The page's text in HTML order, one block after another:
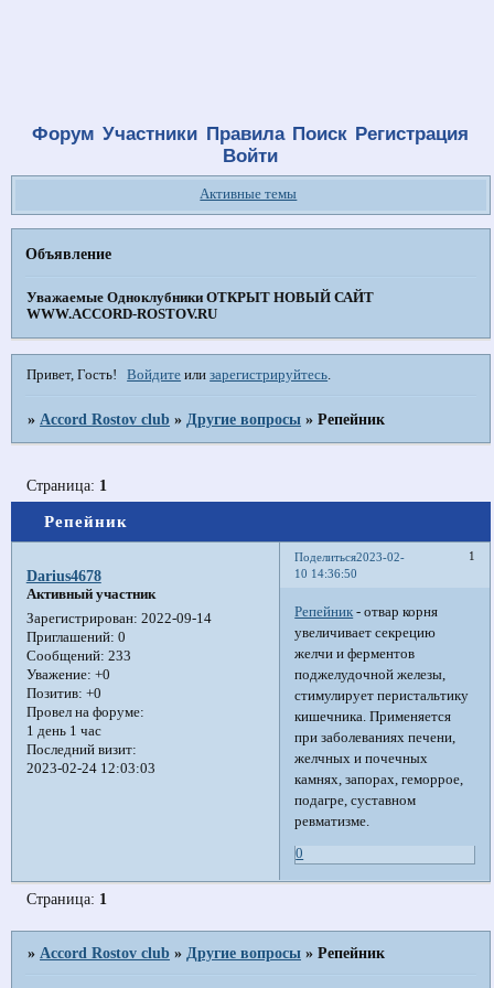
Форум Участники Правила Поиск Регистрация
Войти
Активные темы
Объявление
Уважаемые Одноклубники ОТКРЫТ НОВЫЙ САЙТ
WWW.ACCORD-ROSTOV.RU
Привет, Гость! Войдите илизарегистрируйтесь
»Accord Rostov club »Другие вопросы »Репейник
Репейник
Страница: 1
Поделиться 1
2023-02-
10 14:36:50
Darius4678
Активный участник
Зарегистрирован: 2022-09-14
Приглашений: 0
Сообщений: 233
Уважение: +0
Позитив: +0
Провел на форуме:
1 день 1 час
Последний визит:
2023-02-24 12:03:03
Репейник - отвар корня
увеличивает секрецию
желчи и ферментов
поджелудочной железы,
стимулирует перистальтику
кишечника. Применяется
при заболеваниях печени,
желчных и почечных
камнях, запорах, геморрое,
подагре, суставном
ревматизме.
0
Страница: 1
»Accord Rostov club »Другие вопросы »Репейник